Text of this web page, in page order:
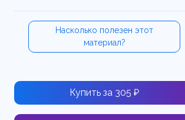
Насколько полезен этот
материал?
Купить за 305 ₽